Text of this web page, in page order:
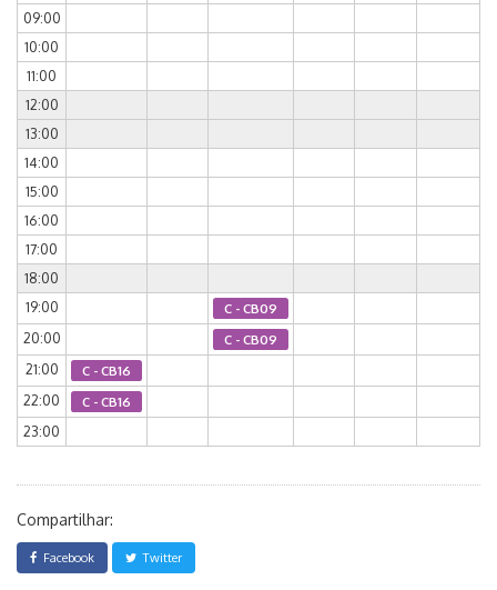
09:00
10:00
11:00
12:00
13:00
14:00
15:00
16:00
17:00
18:00
19:00
C - CB09
20:00 C - CB09
21:00 C - CB16
22:00 C - CB16
23:00
Compartilhar:
Facebook Twitter